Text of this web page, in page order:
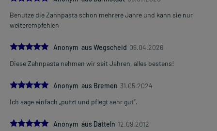
Benutze die Zahnpasta schon mehrere Jahre und kann sie nur
weiterempfehlen
5.0Anonym aus Wegscheid 06.04.2026
Diese Zahnpasta nehmen wir seit Jahren, alles bestens!
5.0Anonym aus Bremen 31.05.2024
Ich sage einfach „putzt und pflegt sehr gut“.
5.0Anonym aus Datteln 12.09.2012